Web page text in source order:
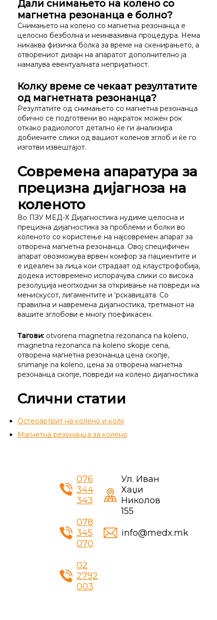
Дали снимањето на колено со
магнетна резонанца е болно?
Снимањето на колено со магнетна резонанца е
целосно безболна и неинвазивна процедура. Нема
никаква физичка болка за време на скенирањето, а
отворениот дизајн на апаратот дополнително ја
намалува евентуалната непријатност.
Колку време се чекаат резултатите
од магнетната резонанца?
Резултатите од снимањето со магнетна резонанца
обично се подготвени во најкраток можен рок
откако радиологот детално ќе ги анализира
добиените слики од вашиот коленов зглоб и ќе го
изготви извештајот.
Современа апаратура за
прецизна дијагноза на
коленото
Во ПЗУ МЕД-Х Дијагностика нудиме целосна и
прецизна дијагностика за проблеми и болки во
коленото со користење на најсовремен апарат за
отворена магнетна резонанца. Овој специфичен
апарат овозможува врвен комфор за пациентите и
е идеален за лица кои страдаат од клаустрофобија,
додека истовремено испорачува слики со висока
резолуција неопходни за откривање на повреди на
менискусот, лигаментите и ‘рскавицата. Со
правилна и навремена дијагностика, третманот на
вашите зглобови е многу поефикасен.
Тагови:otvorena magnetna rezonanca na koleno,
magnetna rezonanca na koleno skopje cena,
отворена магнетна резонанца цена скопје,
snimanje na koleno, цена за отворена магнетна
резонанца скопје, повреди на колено дијагностика
Слични статии
Остеоартрит на колено и колк
Магнетна резонанца за колено
076
344
343
078
345
070
02
2792
003
Ул. Иван
Хаџи
Николов
155
info@medx.mk